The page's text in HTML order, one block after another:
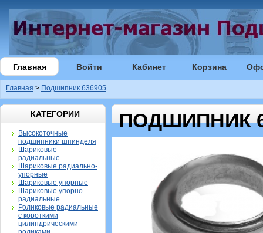
Главная Войти Кабинет Корзина
Главная > Подшипник 636905
КАТЕГОРИИ
Высокоточные
подшипники шпинделя
Шариковые
радиальные
Шариковые радиально-
упорные
Шариковые упорные
Шариковые упорно-
радиальные
Роликовые радиальные
с короткими
цилиндрическими
ПОДШИПНИК